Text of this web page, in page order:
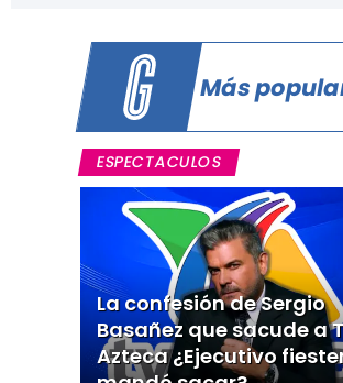
Más
ESPECTACULOS
La confesión de Sergio
Basañez que sacude a
Azteca ¿Ejecutivo